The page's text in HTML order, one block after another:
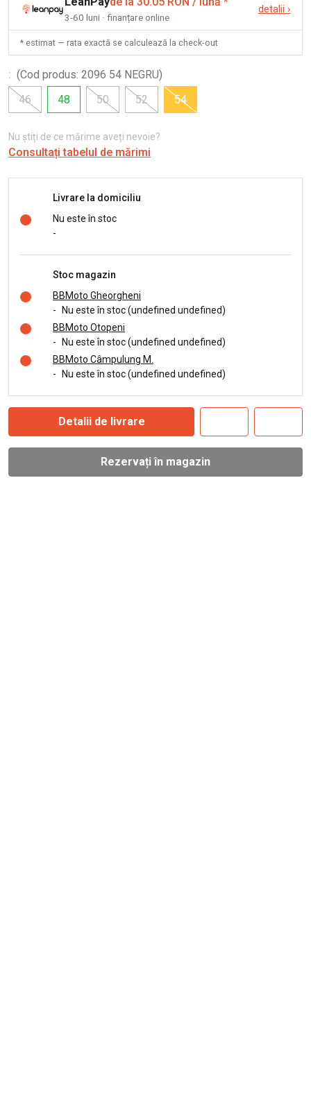
3-60 luni · finanțare online
detalii ›
* estimat — rata exactă se calculează la check-out
: (Cod produs: 2096 54 NEGRU)
46
48 50 52 54
Nu știți de ce mărime aveți nevoie?
Consultați tabelul de mărimi
Livrare la domiciliu
Nu este în stoc
-
Stoc magazin
BBMoto Gheorgheni
-
Nu este în stoc (undefined undefined)
BBMoto Otopeni
-
Nu este în stoc (undefined undefined)
BBMoto Câmpulung M.
-
Nu este în stoc (undefined undefined)
Detalii de livrare
Rezervați în magazin